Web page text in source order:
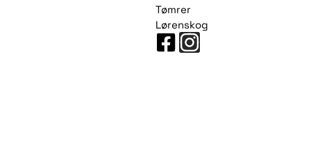
Tømrer
Lørenskog